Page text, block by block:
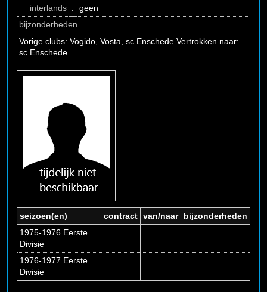
interlands :
geen
bijzonderheden
Vorige clubs: Vogido, Vosta, sc Enschede Vertrokken naar:
sc Enschede
seizoen(en) contract van/naar
bijzonderheden
1975-1976 Eerste
Divisie
1976-1977 Eerste
Divisie